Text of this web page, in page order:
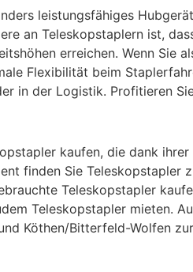
leistungsfähiges
an Teleskopstaplern ist,
erreichen. Wenn Sie
Flexibilität beim
in der Logistik. Profitieren
kaufen, die dank
finden Sie Teleskopstapler
Teleskopstapler
Teleskopstapler mieten.
Köthen/Bitterfeld-Wolfen